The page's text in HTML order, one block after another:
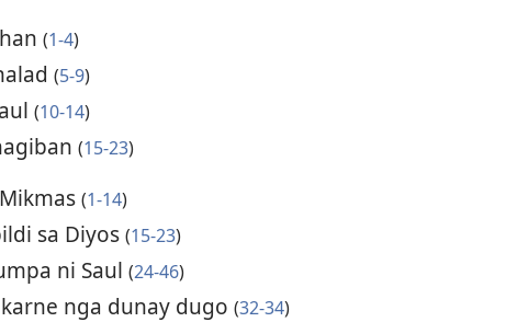
(1-4)
(5-9)
(10-14)
(15-23)
(1-14)
sa Diyos (15-23)
ni Saul (24-46)
nga dunay dugo(32-34)